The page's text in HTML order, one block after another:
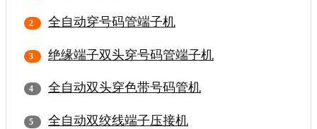
全自动穿号码管端子机
绝缘端子双头穿号码管端子机
全自动双头穿色带号码管机
全自动双绞线端子压接机